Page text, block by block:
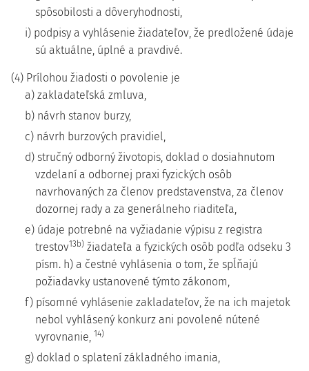
spôsobilosti a dôveryhodnosti,
i) podpisy a vyhlásenie žiadateľov, že predložené údaje
sú aktuálne, úplné a pravdivé.
(4) Prílohou žiadosti o povolenie je
a) zakladateľská zmluva,
b) návrh stanov burzy,
c) návrh burzových pravidiel,
d) stručný odborný životopis, doklad o dosiahnutom
vzdelaní a odbornej praxi fyzických osôb
navrhovaných za členov predstavenstva, za členov
dozornej rady a za generálneho riaditeľa,
e) údaje potrebné na vyžiadanie výpisu z registra
trestov13b) žiadateľa a fyzických osôb podľa odseku 3
písm. h) a čestné vyhlásenia o tom, že spĺňajú
požiadavky ustanovené týmto zákonom,
f) písomné vyhlásenie zakladateľov, že na ich majetok
nebol vyhlásený konkurz ani povolené nútené
vyrovnanie, 14)
g) doklad o splatení základného imania,